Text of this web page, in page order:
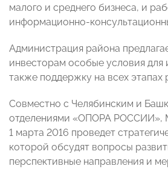
малого и среднего бизнеса, и
информационно-
Администрация района
инвесторам особые условия для
также поддержку на всех этапах
Совместно с Челябинским и
отделениями «ОПОРА РОССИИ»,
1 марта 2016 проведет
которой обсудят вопросы
перспективные направления и